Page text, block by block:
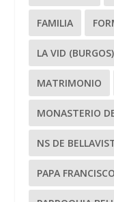
FAMILIA
LA VID (BURGOS)
MATRIMONIO
MONASTERIO
NS DE
PAPA FRANCISCO